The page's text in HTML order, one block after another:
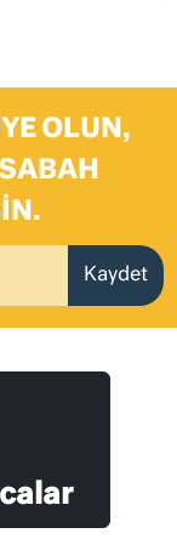
OLUN,
Kaydet